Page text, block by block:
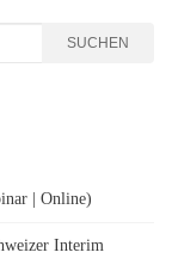
SUCHEN
| Online)
Interim